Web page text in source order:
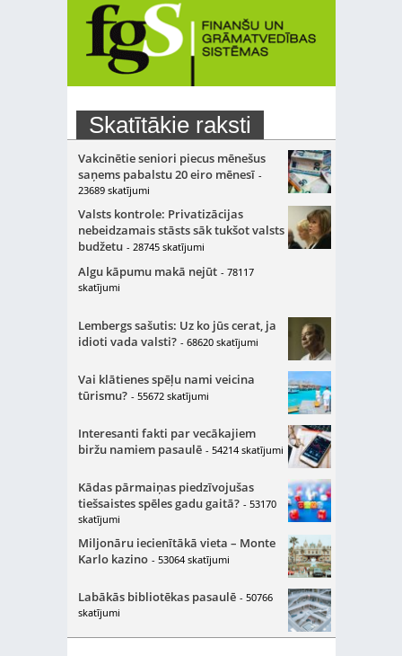
Skatītākie raksti
Vakcinētie seniori piecus mēnešus
saņems pabalstu 20 eiro mēnesī -
23689 skatījumi
Valsts kontrole: Privatizācijas
nebeidzamais stāsts sāk tukšot valsts
budžetu - 28745 skatījumi
Algu kāpumu makā nejūt - 78117
skatījumi
Lembergs sašutis: Uz ko jūs cerat, ja
idioti vada valsti? - 68620 skatījumi
Vai klātienes spēļu nami veicina
tūrismu? - 55672 skatījumi
Interesanti fakti par vecākajiem
biržu namiem pasaulē - 54214 skatījumi
Kādas pārmaiņas piedzīvojušas
tiešsaistes spēles gadu gaitā? - 53170
skatījumi
Miljonāru iecienītākā vieta – Monte
Karlo kazino - 53064 skatījumi
Labākās bibliotēkas pasaulē - 50766
skatījumi